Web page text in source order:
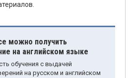
можно получить
на английском языке
обучения с выдачей
на русском и английском